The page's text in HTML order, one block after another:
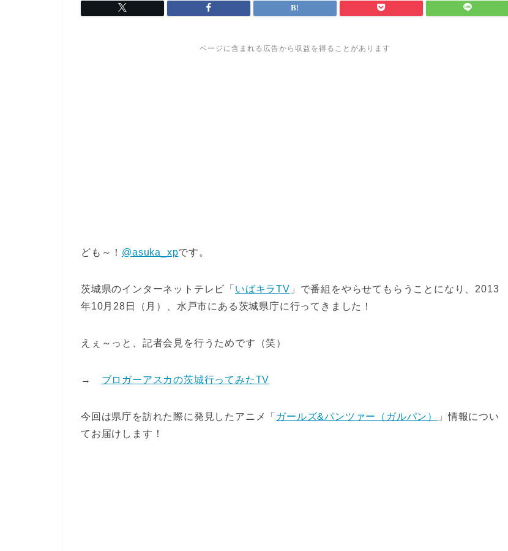
ページに含まれる広告から収益を得ることがあります
ども～！ @asuka_xpです。
茨城県のインターネットテレビ「 いばキラTV 」で番組をやらせてもらうことになり、2013
年10月28日（月）、水戸市にある茨城県庁に行ってきました！
えぇ～っと、記者会見を行うためです（笑）
→ ブロガーアスカの茨城行ってみたTV
今回は県庁を訪れた際に発見したアニメ「 ガールズ&パンツァー（ガルパン）
」情報につい
てお届けします！